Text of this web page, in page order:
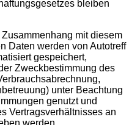
bleiben
mit diesem
Daten werden von Autotreff
gespeichert,
Zweckbestimmung des
unter Beachtung
genutzt und
Vertragsverhältnisses an
werden.